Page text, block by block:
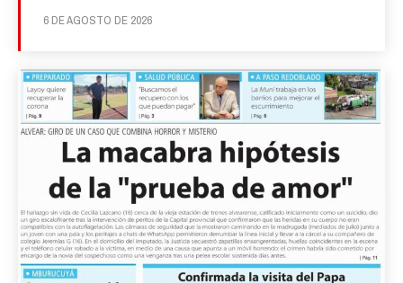
6 DE AGOSTO DE 2026